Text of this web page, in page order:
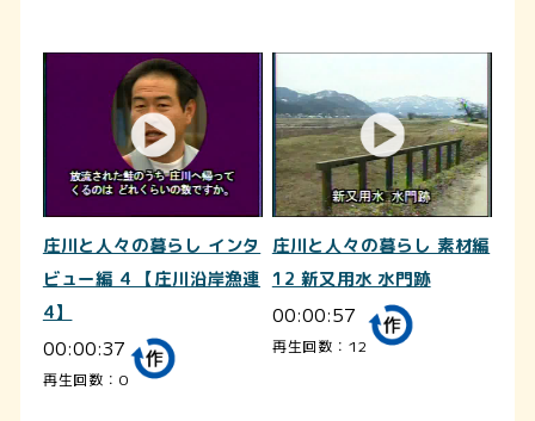
庄川と人々の暮らし インタ
ビュー編 4 【庄川沿岸漁連
4】
00:00:37
再生回数：0
庄川と人々の暮らし 素材編
12 新又用水 水門跡
00:00:57
再生回数：12